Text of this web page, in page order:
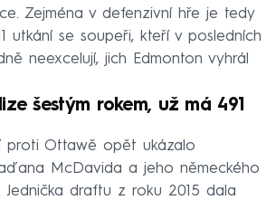
Zejména v defenzivní hře je tedy
utkání se soupeři, kteří v posledních
neexcelují, jich Edmonton vyhrál
šestým rokem, už má 491
proti Ottawě opět ukázalo
McDavida a jeho německého
Jednička draftu z roku 2015 dala